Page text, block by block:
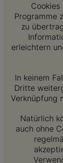
Programme
zu
erleichtern
In keinem
Dritte
Verknüpfung
Natürlich
auch ohne